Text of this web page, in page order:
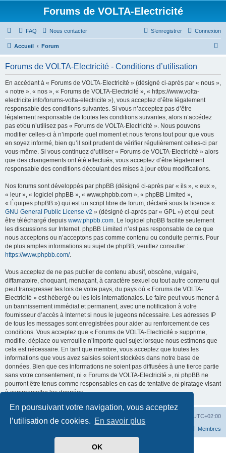
En poursuivant votre navigation, vous acceptez
l’utilisation de cookies. En savoir plus
OK
Forums de VOLTA-Electricité
FAQ Nous contacter Connexion
S’enregistrer
Accueil Forum
Forums de VOLTA-Electricité - Conditions d’utilisation
En accédant à « Forums de VOLTA-Electricité » (désigné ci-après par « nous »,
« notre », « nos », « Forums de VOLTA-Electricité », « https://www.volta-
electricite.info/forums-volta-electricite »), vous acceptez d’être légalement
responsable des conditions suivantes. Si vous n’acceptez pas d’être
légalement responsable de toutes les conditions suivantes, alors n’accédez
pas et/ou n’utilisez pas « Forums de VOLTA-Electricité ». Nous pouvons
modifier celles-ci à n’importe quel moment et nous ferons tout pour que vous
en soyez informé, bien qu’il soit prudent de vérifier régulièrement celles-ci par
vous-même. Si vous continuez d’utiliser « Forums de VOLTA-Electricité » alors
que des changements ont été effectués, vous acceptez d’être légalement
responsable des conditions découlant des mises à jour et/ou modifications.
Nos forums sont développés par phpBB (désigné ci-après par « ils », « eux »,
« leur », « logiciel phpBB », « www.phpbb.com », « phpBB Limited »,
« Équipes phpBB ») qui est un script libre de forum, déclaré sous la licence «
GNU General Public License v2 » (désigné ci-après par « GPL ») et qui peut
être téléchargé depuis www.phpbb.com. Le logiciel phpBB facilite seulement
les discussions sur Internet. phpBB Limited n’est pas responsable de ce que
nous acceptons ou n’acceptons pas comme contenu ou conduite permis. Pour
de plus amples informations au sujet de phpBB, veuillez consulter :
https://www.phpbb.com/.
Vous acceptez de ne pas publier de contenu abusif, obscène, vulgaire,
diffamatoire, choquant, menaçant, à caractère sexuel ou tout autre contenu qui
peut transgresser les lois de votre pays, du pays où « Forums de VOLTA-
Electricité » est hébergé ou les lois internationales. Le faire peut vous mener à
un bannissement immédiat et permanent, avec une notification à votre
fournisseur d’accès à Internet si nous le jugeons nécessaire. Les adresses IP
de tous les messages sont enregistrées pour aider au renforcement de ces
conditions. Vous acceptez que « Forums de VOLTA-Electricité » supprime,
modifie, déplace ou verrouille n’importe quel sujet lorsque nous estimons que
cela est nécessaire. En tant que membre, vous acceptez que toutes les
informations que vous avez saisies soient stockées dans notre base de
données. Bien que ces informations ne soient pas diffusées à une tierce partie
sans votre consentement, ni « Forums de VOLTA-Electricité », ni phpBB ne
pourront être tenus comme responsables en cas de tentative de piratage visant
à compromettre les données.
UTC+02:00
Membres
phpBB ® Forum Software © phpBB Limited